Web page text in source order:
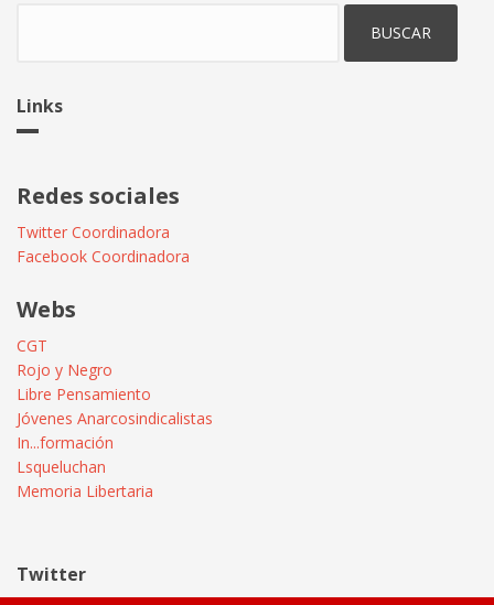
Links
Redes sociales
Twitter Coordinadora
Facebook Coordinadora
Webs
CGT
Rojo y Negro
Libre Pensamiento
Jóvenes Anarcosindicalistas
In...formación
Lsqueluchan
Memoria Libertaria
Twitter